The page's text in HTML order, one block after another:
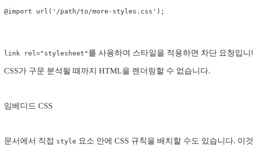
link rel="stylesheet" 를 사용하여 스타일을 적용하면 차단 요청입
CSS가 구문 분석될 때까지 HTML을 렌더링할 수 없습니다.
임베디드 CSS
문서에서 직접 style 요소 안에 CSS 규칙을 배치할 수도 있습니다. 이